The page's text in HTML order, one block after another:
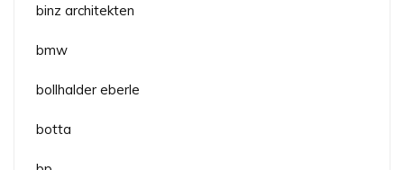
binz architekten
bmw
bollhalder eberle
botta